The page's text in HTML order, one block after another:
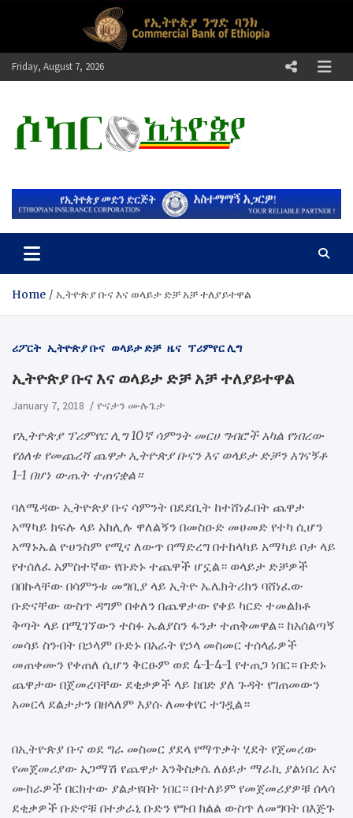
Friday, August 7, 2026
ሶከር ኢትዮጵያ
Home ​ኢትዮጵያ ቡና እና ወላይታ ድቻ አቻ ተለያይተዋል
ሪፖርት ኢትዮጵያ ቡና ወላይታ ድቻ ዜና ፕሪምየር ሊግ
​ኢትዮጵያ ቡና እና ወላይታ ድቻ አቻ ተለያይተዋል
January 7, 2018 ዮናታን ሙሉጌታ
የኢትዮጵያ ፕሪምየር ሊግ 10ኛ ሳምንት መርሀ ግብሮች አካል የነበረው
የዕለቱ የመጨረሻ ጨዋታ ኢትዮጵያ ቡናን እና ወላይታ ድቻን አገናኝቶ
1-1 በሆነ ውጤት ተጠናቋል።
ባለሜዳው ኢትዮጵያ ቡና ሳምንት በደደቢት ከተሸነፈበት ጨዋታ
አማካይ ክፍሉ ላይ አክሊሉ ዋለልኝን በመስዑድ መሀመድ የተካ ሲሆን
አማኑኤል ዮሀንስም የሚና ለውጥ በማድረግ በተከላካይ አማካይ ቦታ ላይ
የተሰለፈ አምስተኛው የቡድኑ ተጨዋች ሆኗል። ወላይታ ድቻዎች
በበኩላቸው በሳምንቱ መግቢያ ላይ ኢትዮ ኤሌክትሪክን ባሸነፈው
ቡድናቸው ውስጥ ዳግም በቀለን በጨዋታው የቀይ ካርድ ተመልክቶ
ቅጣት ላይ በሚገኘውን ተስፉ ኤልያስን ፋንታ ተጠቅመዋል። ከአሰልጣኝ
መሳይ ስንብት በኃላም ቡድኑ በአራት የኃላ መስመር ተሰላፊዎች
መጠቀሙን የቀጠለ ሲሆን ቅርፁም ወደ 4-1-4-1 የተጠጋ ነበር። ቡድኑ
ጨዋታው በጀመረባቸው ደቂቃዎች ላይ ከበድ ያለ ጉዳት የገጠመውን
አመርላ ደልታታን በዘላለም እያሱ ለመቀየር ተገዷል።
በኢትዮጵያ ቡና ወደ ግራ መስመር ያደላ የማጥቃት ሂደት የጀመረው
የመጀመሪያው አጋማሽ የጨዋታ እንቅስቃሴ ለዕይታ ማራኪ ያልነበረ እና
ሙከራዎች በርክተው ያልታዩበት ነበር። በተለይም የመጀመሪያዎቹ ሰላሳ
ደቂቃዎች ቡድኖቹ በተቃራኒ ቡድን የግብ ክልል ውስጥ ለመግባት በእጅጉ